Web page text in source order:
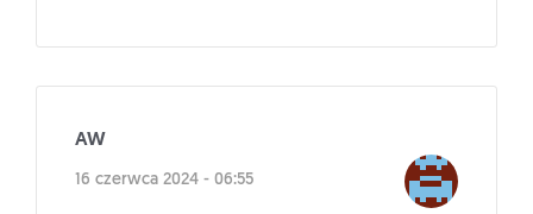
AW
16 czerwca 2024 - 06:55